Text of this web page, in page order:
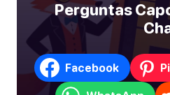
Perguntas
Facebook